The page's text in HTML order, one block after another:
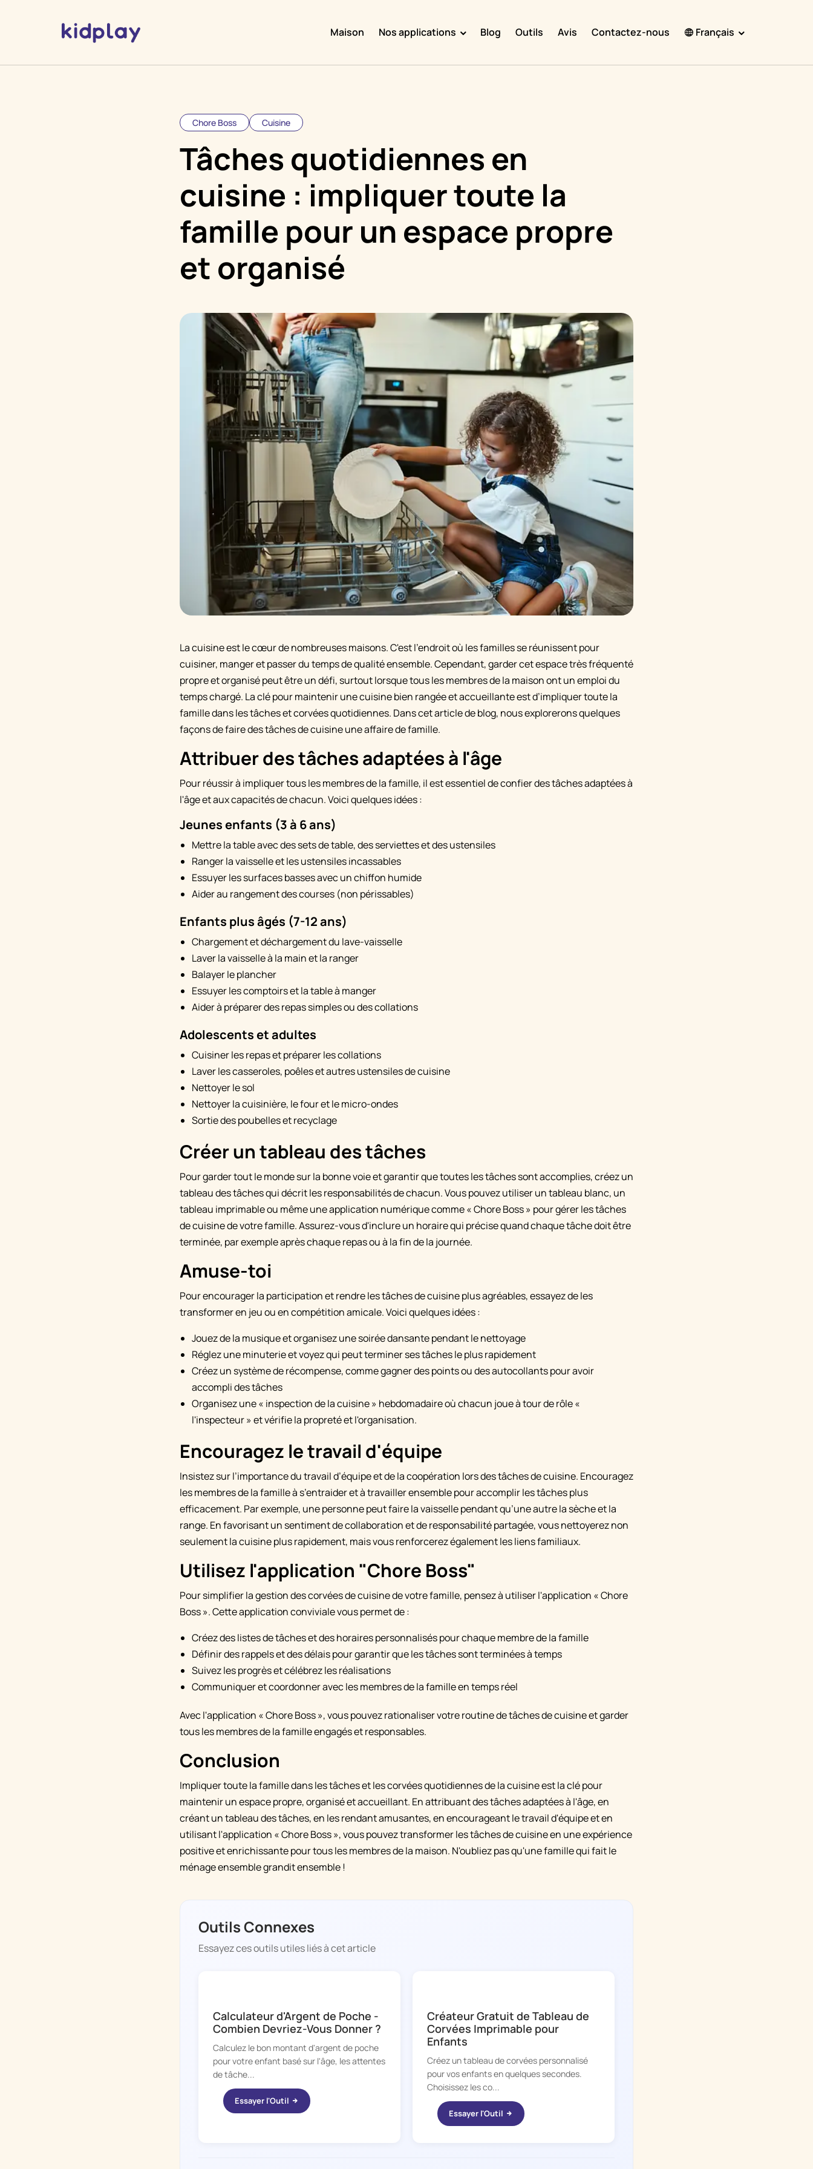
Maison Nos applications
Fever Whiz
Blog Outils Avis Contactez-nous Français
Chore Boss Cuisine
Tâches quotidiennes en
cuisine : impliquer toute la
famille pour un espace propre
et organisé
La cuisine est le cœur de nombreuses maisons. C'est l'endroit où les familles se réunissent pour
cuisiner, manger et passer du temps de qualité ensemble. Cependant, garder cet espace très fréquenté
propre et organisé peut être un défi, surtout lorsque tous les membres de la maison ont un emploi du
temps chargé. La clé pour maintenir une cuisine bien rangée et accueillante est d’impliquer toute la
famille dans les tâches et corvées quotidiennes. Dans cet article de blog, nous explorerons quelques
façons de faire des tâches de cuisine une affaire de famille.
Attribuer des tâches adaptées à l'âge
Pour réussir à impliquer tous les membres de la famille, il est essentiel de confier des tâches adaptées à
l'âge et aux capacités de chacun. Voici quelques idées :
Jeunes enfants (3 à 6 ans)
Mettre la table avec des sets de table, des serviettes et des ustensiles
Ranger la vaisselle et les ustensiles incassables
Essuyer les surfaces basses avec un chiffon humide
Aider au rangement des courses (non périssables)
Enfants plus âgés (7-12 ans)
Chargement et déchargement du lave-vaisselle
Laver la vaisselle à la main et la ranger
Balayer le plancher
Essuyer les comptoirs et la table à manger
Aider à préparer des repas simples ou des collations
Adolescents et adultes
Cuisiner les repas et préparer les collations
Laver les casseroles, poêles et autres ustensiles de cuisine
Nettoyer le sol
Nettoyer la cuisinière, le four et le micro-ondes
Sortie des poubelles et recyclage
Créer un tableau des tâches
Pour garder tout le monde sur la bonne voie et garantir que toutes les tâches sont accomplies, créez un
tableau des tâches qui décrit les responsabilités de chacun. Vous pouvez utiliser un tableau blanc, un
tableau imprimable ou même une application numérique comme « Chore Boss » pour gérer les tâches
de cuisine de votre famille. Assurez-vous d'inclure un horaire qui précise quand chaque tâche doit être
terminée, par exemple après chaque repas ou à la fin de la journée.
Amuse-toi
Pour encourager la participation et rendre les tâches de cuisine plus agréables, essayez de les
transformer en jeu ou en compétition amicale. Voici quelques idées :
Jouez de la musique et organisez une soirée dansante pendant le nettoyage
Réglez une minuterie et voyez qui peut terminer ses tâches le plus rapidement
Créez un système de récompense, comme gagner des points ou des autocollants pour avoir
accompli des tâches
Organisez une « inspection de la cuisine » hebdomadaire où chacun joue à tour de rôle «
l'inspecteur » et vérifie la propreté et l'organisation.
Encouragez le travail d'équipe
Insistez sur l’importance du travail d’équipe et de la coopération lors des tâches de cuisine. Encouragez
les membres de la famille à s’entraider et à travailler ensemble pour accomplir les tâches plus
efficacement. Par exemple, une personne peut faire la vaisselle pendant qu’une autre la sèche et la
range. En favorisant un sentiment de collaboration et de responsabilité partagée, vous nettoyerez non
seulement la cuisine plus rapidement, mais vous renforcerez également les liens familiaux.
Utilisez l'application "Chore Boss"
Pour simplifier la gestion des corvées de cuisine de votre famille, pensez à utiliser l'application « Chore
Boss ». Cette application conviviale vous permet de :
Créez des listes de tâches et des horaires personnalisés pour chaque membre de la famille
Définir des rappels et des délais pour garantir que les tâches sont terminées à temps
Suivez les progrès et célébrez les réalisations
Communiquer et coordonner avec les membres de la famille en temps réel
Avec l'application « Chore Boss », vous pouvez rationaliser votre routine de tâches de cuisine et garder
tous les membres de la famille engagés et responsables.
Conclusion
Impliquer toute la famille dans les tâches et les corvées quotidiennes de la cuisine est la clé pour
maintenir un espace propre, organisé et accueillant. En attribuant des tâches adaptées à l'âge, en
créant un tableau des tâches, en les rendant amusantes, en encourageant le travail d'équipe et en
utilisant l'application « Chore Boss », vous pouvez transformer les tâches de cuisine en une expérience
positive et enrichissante pour tous les membres de la maison. N'oubliez pas qu'une famille qui fait le
ménage ensemble grandit ensemble !
Outils Connexes
Essayez ces outils utiles liés à cet article
Calculateur d'Argent de Poche -
Combien Devriez-Vous Donner ?
Calculez le bon montant d'argent de poche
pour votre enfant basé sur l'âge, les attentes
de tâche...
Essayer l'Outil
Créateur Gratuit de Tableau de
Corvées Imprimable pour
Enfants
Créez un tableau de corvées personnalisé
pour vos enfants en quelques secondes.
Choisissez les co...
Essayer l'Outil